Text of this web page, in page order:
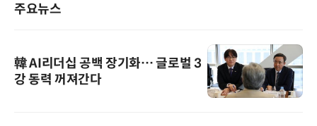
주요뉴스
韓 AI리더십 공백 장기화… 글로벌 3
강 동력 꺼져간다